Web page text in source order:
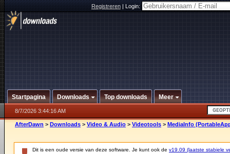
Registreren|Login:
Startpagina Downloads Top downloads Meer
8/7/2026 3:44:16 AM
AfterDawn > Downloads > Video & Audio > Videotools > MediaInfo
Dit is een oude versie van deze software. Je kunt ook de v19.09 (laatste stabiele